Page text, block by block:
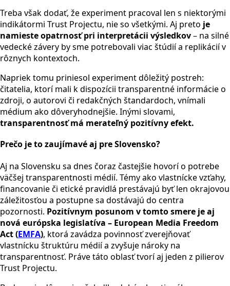
Treba však dodať, že experiment pracoval len s niektorými
indikátormi Trust Projectu, nie so všetkými. Aj preto je
namieste opatrnosť pri interpretácii výsledkov– na silné
vedecké závery by sme potrebovali viac štúdií a replikácií v
rôznych kontextoch.
Napriek tomu priniesol experiment dôležitý postreh:
čitatelia, ktorí mali k dispozícii transparentné informácie o
zdroji, o autorovi či redakčných štandardoch, vnímali
médium ako dôveryhodnejšie. Inými slovami,
transparentnosť má merateľný pozitívny efekt.
Prečo je to zaujímavé aj pre Slovensko?
Aj na Slovensku sa dnes čoraz častejšie hovorí o potrebe
väčšej transparentnosti médií. Témy ako vlastnícke vzťahy,
financovanie či etické pravidlá prestávajú byť len okrajovou
záležitosťou a postupne sa dostávajú do centra
pozornosti. Pozitívnym posunom v tomto smere je aj
nová európska legislatíva – European Media Freedom
Act (EMFA), ktorá zavádza povinnosť zverejňovať
vlastnícku štruktúru médií a zvyšuje nároky na
transparentnosť. Práve táto oblasť tvorí aj jeden z pilierov
Trust Projectu.